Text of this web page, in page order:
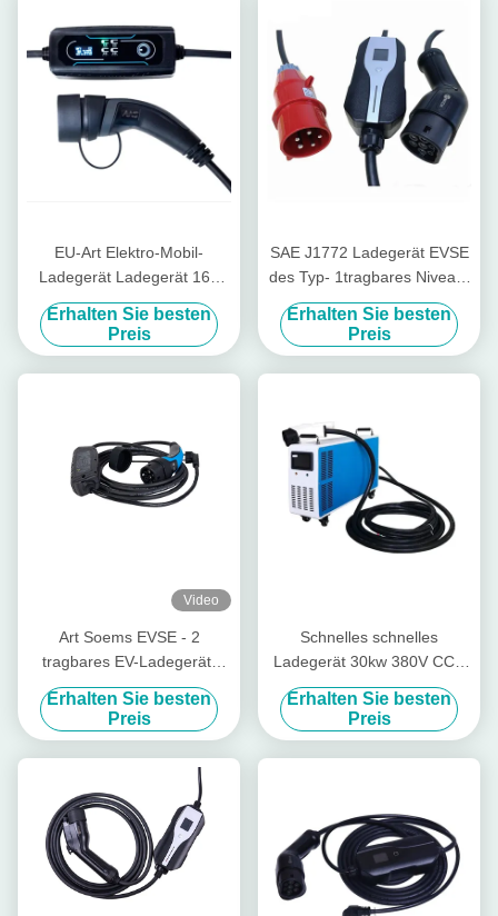
EU-Art Elektro-Mobil-
Ladegerät Ladegerät 16A
3.6kW tragbare EV
Erhalten Sie besten
Preis
SAE J1772 Ladegerät EVSE
des Typ- 1tragbares Niveau-
2 EV schaltbar mit CEE Plug
Erhalten Sie besten
Preis
Video
Art Soems EVSE - 2
tragbares EV-Ladegerät-
einphasiges 5 Meter Kabel-
Erhalten Sie besten
Preis
Schnelles schnelles
Ladegerät 30kw 380V CCS
tragbares Ladegerät DCs
Chademo
Erhalten Sie besten
Preis